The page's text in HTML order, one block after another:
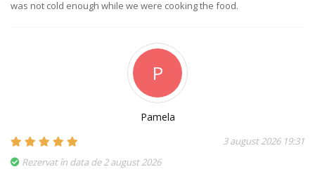
was not cold enough while we were cooking the food.
P
Pamela
3 august 2026 19:31
Rezervat în data de 2 august 2026